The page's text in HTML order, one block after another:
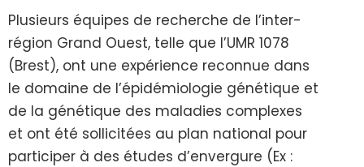
Plusieurs équipes de recherche de l’inter-
région Grand Ouest, telle que l’UMR 1078
(Brest), ont une expérience reconnue dans
le domaine de l’épidémiologie génétique et
de la génétique des maladies complexes
et ont été sollicitées au plan national pour
participer à des études d’envergure (Ex :